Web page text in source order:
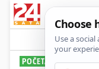
POČETAK 9. KOLA